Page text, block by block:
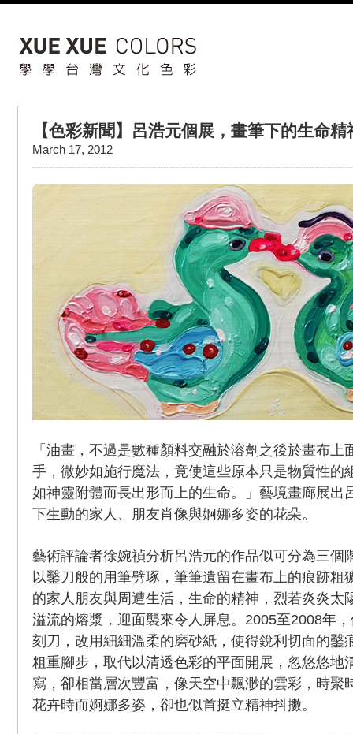
【色彩新聞】呂浩元個展，畫筆下的生命精
March 17, 2012
「油畫，不過是數種顏料交融於溶劑之後於畫布上
手，微妙如施行魔法，竟使這些原本只是物質性的
如神靈附體而長出形而上的生命。」藝境畫廊展出
下生動的家人、朋友肖像與婀娜多姿的花朵。
藝術評論者徐婉禎分析呂浩元的作品似可分為三個
以鑿刀般的用筆劈琢，筆筆遺留在畫布上的痕跡粗
的家人朋友與周遭生活，生命的精神，烈若炎炎太
溢流的熔漿，迎面襲來令人屏息。2005至2008年
刻刀，改用細細溫柔的磨砂紙，使得銳利切面的鑿
粗重腳步，取代以清透色彩的平面開展，忽悠悠地
寫，卻相當層次豐富，像天空中飄渺的雲彩，時聚
花卉時而婀娜多姿，卻也似首挺立精神抖擻。